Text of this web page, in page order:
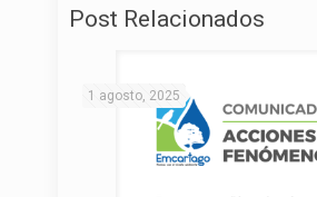
Post Relacionados
1 agosto, 2025